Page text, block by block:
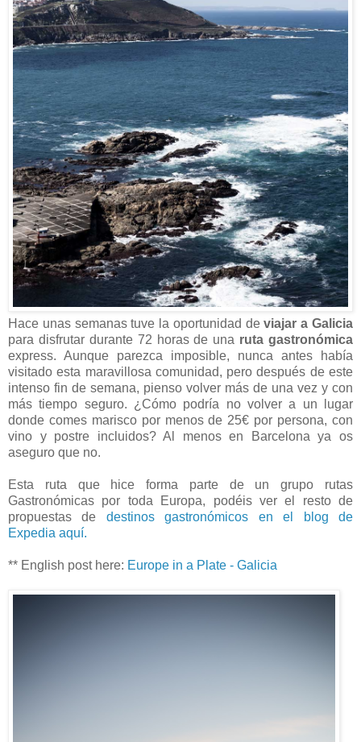
Hace unas semanas tuve la oportunidad deviajar a Galicia
para disfrutar durante 72 horas de una ruta gastronómica
express. Aunque parezca imposible, nunca antes había
visitado esta maravillosa comunidad, pero después de este
intenso fin de semana, pienso volver más de una vez y con
más tiempo seguro. ¿Cómo podría no volver a un lugar
donde comes marisco por menos de 25€ por persona, con
vino y postre incluidos? Al menos en Barcelona ya os
aseguro que no.
Esta ruta que hice forma parte de un grupo rutas
Gastronómicas por toda Europa, podéis ver el resto de
propuestas de destinos gastronómicos en el blog de
Expedia aquí.
** English post here: Europe in a Plate - Galicia